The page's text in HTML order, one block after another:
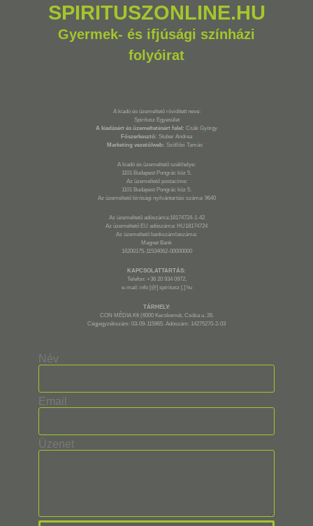
SPIRITUSZONLINE.HU
Gyermek- és ifjúsági színházi
folyóirat
A kiadó és üzemeltető rövidített neve:
Spiritusz Egyesület
A kiadásért és üzemeltetésért felel: Csák György
Főszerkesztő: Stuber Andrea
Marketing vezető/web: Szöllősi Tamás *
A kiadó és üzemeltető székhelye:
1101 Budapest Pongrác köz 5.
Az üzemeltető postacíme:
1101 Budapest Pongrác köz 5.
Az üzemeltető bírósági nyilvántartási száma: 9640
Az üzemeltető adószáma:18174724-1-42
Az üzemeltető EU adószáma: HU18174724
Az üzemeltető bankszámlaszáma:
Magnet Bank
16200175-11534062-00000000
KAPCSOLATTARTÁS:
Telefon: +36 20 934 0972,
e-mail: info [@] spiritusz [.] hu
TÁRHELY:
CON MÉDIA Kft (6000 Kecskemét, Csóka u. 26.
Cégjegyzékszám: 03-09-115965. Adószám: 14275270-2-03
Név
Email
Üzenet